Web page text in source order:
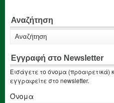
Αναζήτηση
Εγγραφή στο Newsletter
Εισάγετε το όνομα (προαιρετικά)
εγγραφείτε στο newsletter.
Όνομα